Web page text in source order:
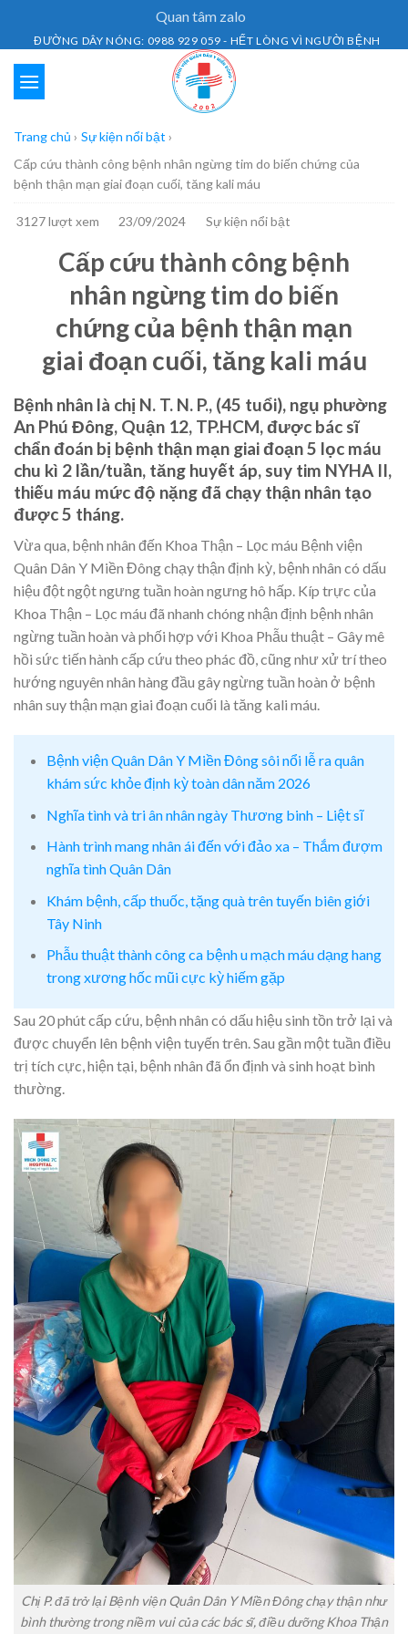
Quan tâm zalo
ĐƯỜNG DÂY NÓNG: 0988 929 059 - HẾT LÒNG VÌ NGƯỜI BỆNH
Trang chủ › Sự kiện nổi bật ›
Cấp cứu thành công bệnh nhân ngừng tim do biến chứng của
bệnh thận mạn giai đoạn cuối, tăng kali máu
3127 lượt xem 23/09/2024 Sự kiện nổi bật
Cấp cứu thành công bệnh
nhân ngừng tim do biến
chứng của bệnh thận mạn
giai đoạn cuối, tăng kali máu
Bệnh nhân là chị N. T. N. P., (45 tuổi), ngụ phường
An Phú Đông, Quận 12, TP.HCM, được bác sĩ
chẩn đoán bị bệnh thận mạn giai đoạn 5 lọc máu
chu kì 2 lần/tuần, tăng huyết áp, suy tim NYHA II,
thiếu máu mức độ nặng đã chạy thận nhân tạo
được 5 tháng.
Vừa qua, bệnh nhân đến Khoa Thận – Lọc máu Bệnh viện
Quân Dân Y Miền Đông chạy thận định kỳ, bệnh nhân có dấu
hiệu đột ngột ngưng tuần hoàn ngưng hô hấp. Kíp trực của
Khoa Thận – Lọc máu đã nhanh chóng nhận định bệnh nhân
ngừng tuần hoàn và phối hợp với Khoa Phẫu thuật – Gây mê
hồi sức tiến hành cấp cứu theo phác đồ, cũng như xử trí theo
hướng nguyên nhân hàng đầu gây ngừng tuần hoàn ở bệnh
nhân suy thận mạn giai đoạn cuối là tăng kali máu.
Bệnh viện Quân Dân Y Miền Đông sôi nổi lễ ra quân
khám sức khỏe định kỳ toàn dân năm 2026
Nghĩa tình và tri ân nhân ngày Thương binh – Liệt sĩ
Hành trình mang nhân ái đến với đảo xa – Thắm đượm
nghĩa tình Quân Dân
Khám bệnh, cấp thuốc, tặng quà trên tuyến biên giới
Tây Ninh
Phẫu thuật thành công ca bệnh u mạch máu dạng hang
trong xương hốc mũi cực kỳ hiếm gặp
Sau 20 phút cấp cứu, bệnh nhân có dấu hiệu sinh tồn trở lại và
được chuyển lên bệnh viện tuyến trên. Sau gần một tuần điều
trị tích cực, hiện tại, bệnh nhân đã ổn định và sinh hoạt bình
thường.
Chị P. đã trở lại Bệnh viện Quân Dân Y Miền Đông chạy thận như
bình thường trong niềm vui của các bác sĩ, điều dưỡng Khoa Thận